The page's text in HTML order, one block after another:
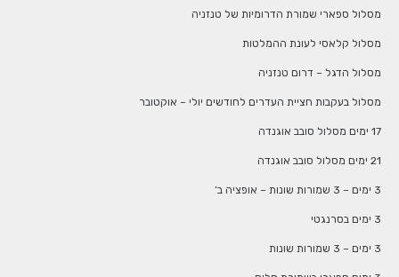
מסלול ספארי שמורת הדרומיות של טנזניה
מסלול קלאסי לעונת ההמלטות
מסלול הדגל – דרום טנזניה
מסלול בעקבות חציית העדרים לחודשים יולי – אוקטובר
17 ימים מסלול סובב אוגנדה
21 ימים מסלול סובב אוגנדה
3 ימים – 3 שמורות שונות – אופציה ב’
3 ימים בסרנגטי
3 ימים – 3 שמורות שונות